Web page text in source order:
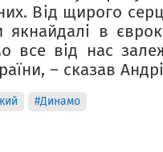
Від щирого
в
все від нас
– сказав
#Динамо